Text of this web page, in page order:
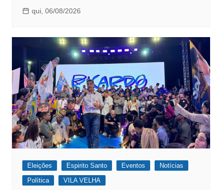
qui, 06/08/2026
Eleições Espirito Santo Eventos
Notícias
Política
VILA VELHA